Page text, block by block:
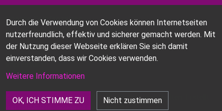
Unsere Telefonzeiten
Mo-Fr 08.00-11.45h / 13.30-16.00h
Kontakt
©Copyright 2021 Stettler AG. Alle Rechte vorbehalten. Erstellt
Drupal .
Durch die Verwendung von Cookies können Internetseiten
nutzerfreundlich, effektiv und sicherer gemacht werden. Mit
der Nutzung dieser Webseite erklären Sie sich damit
einverstanden, dass wir Cookies verwenden.
Weitere Informationen
OK, ICH STIMME ZU Nicht zustimmen